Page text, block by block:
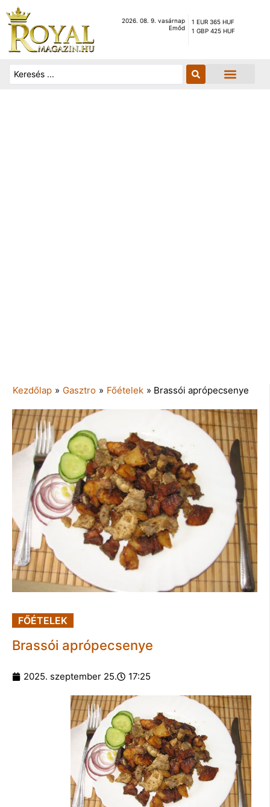
2026. 08. 9. vasárnap
Emőd
1 EUR 365 HUF
1 GBP 425 HUF
Kezdőlap » Gasztro » Főételek » Brassói aprópecsenye
FŐÉTELEK
Brassói aprópecsenye
2025. szeptember 25. 17:25